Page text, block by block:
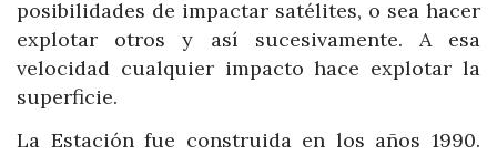
posibilidades de impactar satélites, o sea hacer
explotar otros y así sucesivamente. A esa
velocidad cualquier impacto hace explotar la
superficie.
La Estación fue construida en los años 1990.